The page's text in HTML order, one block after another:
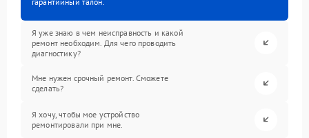
Я уже знаю в чем неисправность и какой
ремонт необходим. Для чего проводить
диагностику?
Мне нужен срочный ремонт. Сможете
сделать?
Я хочу, чтобы мое устройство
ремонтировали при мне.